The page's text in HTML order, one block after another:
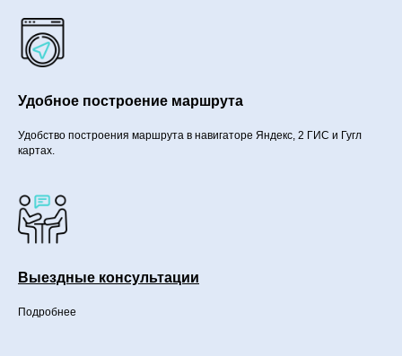
Удобное построение маршрута
Удобство построения маршрута в навигаторе Яндекс, 2 ГИС и Гугл
картах.
Выездные консультации
Подробнее